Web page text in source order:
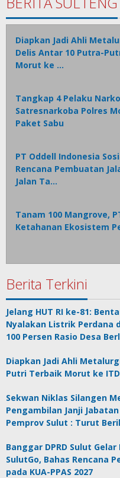
Diapkan Jadi Ahli
Delis Antar 10 Putra-
Morut ke …
Tangkap 4 Pelaku
Satresnarkoba Polres
Paket Sabu
PT Oddell Indonesia
Rencana Pembuatan
Jalan Ta…
Tanam 100 Mangrove,
Ketahanan Ekosistem
Berita Terkini
Jelang HUT RI ke-81:
Nyalakan Listrik Perdana
100 Persen Rasio Desa
Diapkan Jadi Ahli
Putri Terbaik Morut ke
Sekwan Niklas Silangen
Pengambilan Janji
Pemprov Sulut : Turut
Banggar DPRD Sulut
SulutGo, Bahas Rencana
pada KUA-PPAS 2027